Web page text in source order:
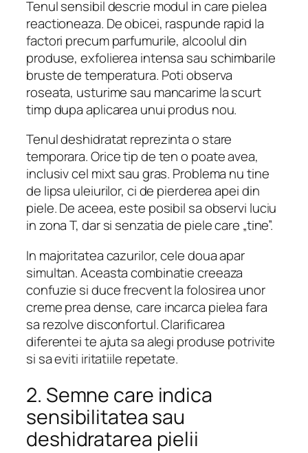
Tenul sensibil descrie modul in care pielea
reactioneaza. De obicei, raspunde rapid la
factori precum parfumurile, alcoolul din
produse, exfolierea intensa sau schimbarile
bruste de temperatura. Poti observa
roseata, usturime sau mancarime la scurt
timp dupa aplicarea unui produs nou.
Tenul deshidratat reprezinta o stare
temporara. Orice tip de ten o poate avea,
inclusiv cel mixt sau gras. Problema nu tine
de lipsa uleiurilor, ci de pierderea apei din
piele. De aceea, este posibil sa observi luciu
in zona T, dar si senzatia de piele care „tine”.
In majoritatea cazurilor, cele doua apar
simultan. Aceasta combinatie creeaza
confuzie si duce frecvent la folosirea unor
creme prea dense, care incarca pielea fara
sa rezolve disconfortul. Clarificarea
diferentei te ajuta sa alegi produse potrivite
si sa eviti iritatiile repetate.
2. Semne care indica
sensibilitatea sau
deshidratarea pielii